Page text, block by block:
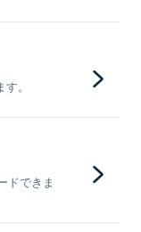
。
ドできま